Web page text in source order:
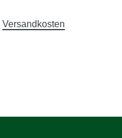
Versandkosten